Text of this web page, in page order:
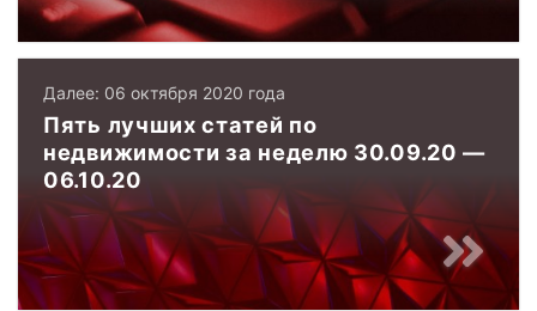
Далее: 06 октября 2020 года
Пять лучших статей по
недвижимости за неделю 30.09.20 —
06.10.20